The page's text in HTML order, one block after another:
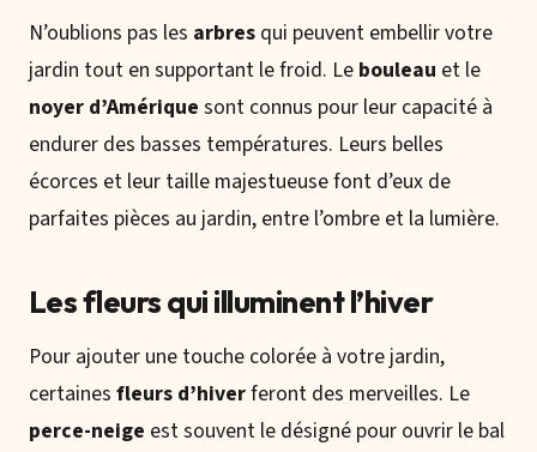
N’oublions pas les arbres qui peuvent embellir votre
jardin tout en supportant le froid. Le bouleau et le
noyer d’Amérique sont connus pour leur capacité à
endurer des basses températures. Leurs belles
écorces et leur taille majestueuse font d’eux de
parfaites pièces au jardin, entre l’ombre et la lumière.
Les fleurs qui illuminent l’hiver
Pour ajouter une touche colorée à votre jardin,
certaines fleurs d’hiverferont des merveilles. Le
perce-neige est souvent le désigné pour ouvrir le bal